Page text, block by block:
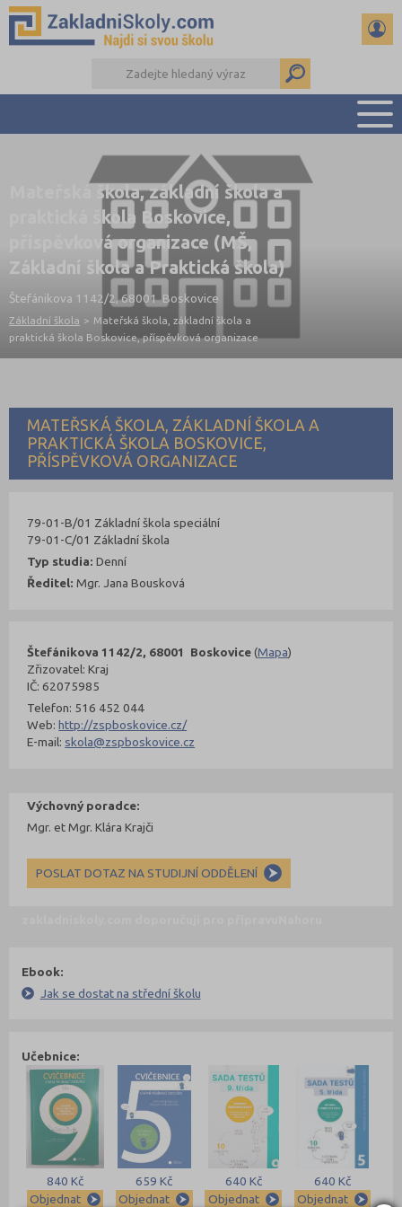
PŘEHLED ŠKOL
PŘIJÍMAČKY NA SŠ
RADY A ČLÁNKY
ČTENÁŘSKÝ DENÍK
DALŠÍ DRUHY ŠKOL
Mateřská škola, základní škola a
praktická škola Boskovice,
příspěvková organizace (MŠ,
Základní škola a Praktická škola)
Štefánikova 1142/2, 68001 Boskovice
Základní škola > Mateřská škola, základní škola a
praktická škola Boskovice, příspěvková organizace
MATEŘSKÁ ŠKOLA, ZÁKLADNÍ ŠKOLA A
PRAKTICKÁ ŠKOLA BOSKOVICE,
PŘÍSPĚVKOVÁ ORGANIZACE
Štefánikova 1142/2, 68001 Boskovice(Mapa)
Zřizovatel: Kraj
IČ: 62075985
Telefon: 516 452 044
Web:http://zspboskovice.cz/
E-mail: skola@zspboskovice.cz
79-01-B/01 Základní škola speciální
79-01-C/01 Základní škola
Typ studia: Denní
Ředitel: Mgr. Jana Bousková
Výchovný poradce:
Mgr. et Mgr. Klára Krajči
POSLAT DOTAZ NA STUDIJNÍ ODDĚLENÍ
Ebook:
Jak se dostat na střední školu
Učebnice:
840 Kč
Objednat
659 Kč
Objednat
640 Kč
Objednat
640 Kč
Objednat